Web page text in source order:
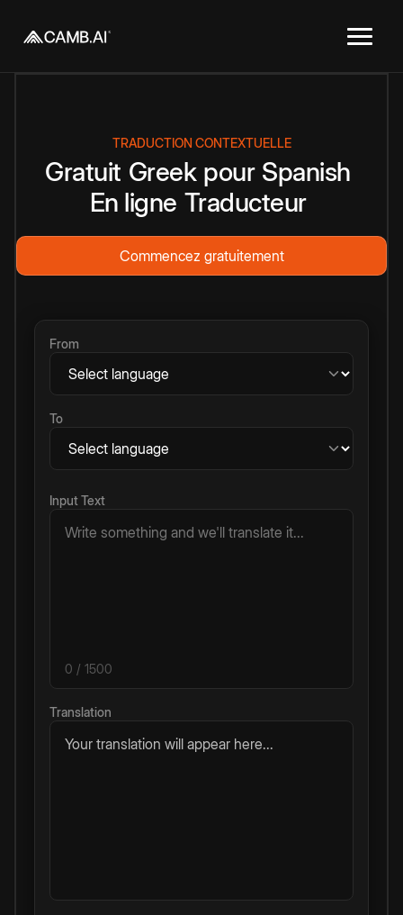
TRADUCTION CONTEXTUELLE
Gratuit Greek pour Spanish
En ligne Traducteur
Commencez gratuitement
From
To
Input Text
0 / 1500
Translation
Your translation will appear here...